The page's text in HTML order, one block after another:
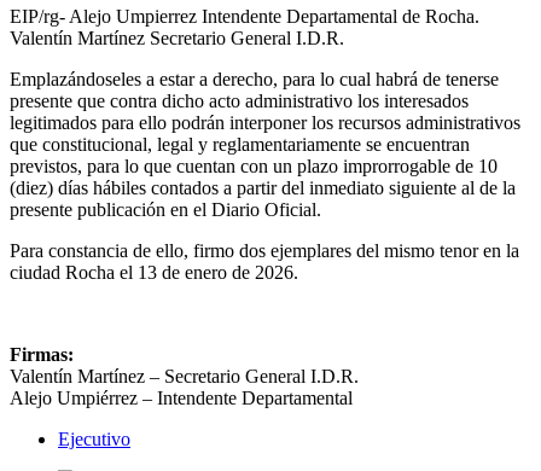
EIP/rg- Alejo Umpierrez Intendente Departamental de Rocha.
Valentín Martínez Secretario General I.D.R.
Emplazándoseles a estar a derecho, para lo cual habrá de tenerse
presente que contra dicho acto administrativo los interesados
legitimados para ello podrán interponer los recursos administrativos
que constitucional, legal y reglamentariamente se encuentran
previstos, para lo que cuentan con un plazo improrrogable de 10
(diez) días hábiles contados a partir del inmediato siguiente al de la
presente publicación en el Diario Oficial.
Para constancia de ello, firmo dos ejemplares del mismo tenor en la
ciudad Rocha el 13 de enero de 2026.
Firmas:
Valentín Martínez – Secretario General I.D.R.
Alejo Umpiérrez – Intendente Departamental
Ejecutivo